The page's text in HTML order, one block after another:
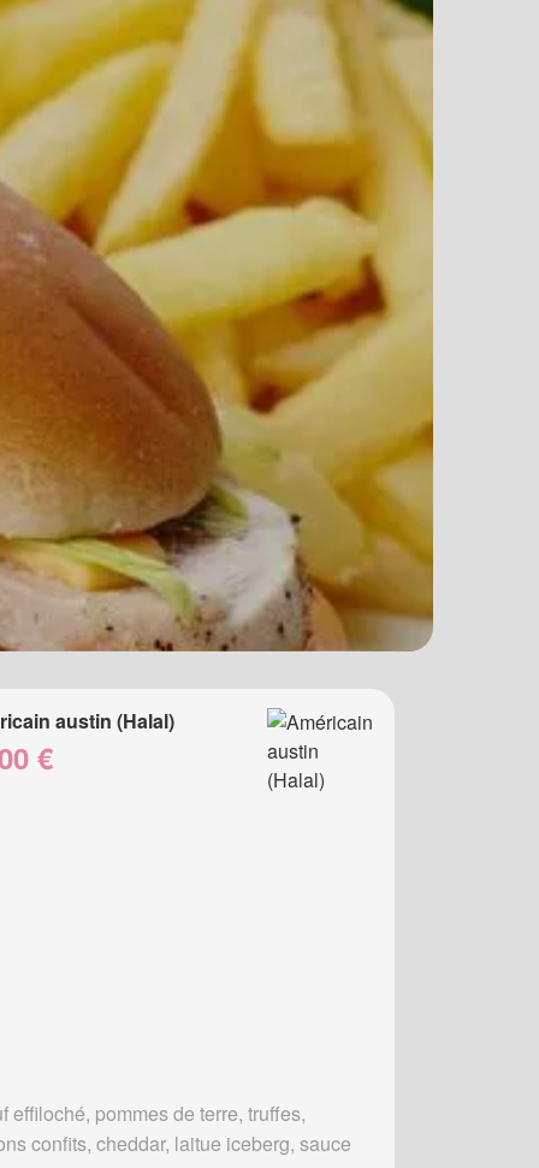
austin (Halal)
€
effiloché, pommes de terre, truffes,
confits, cheddar, laitue iceberg, sauce